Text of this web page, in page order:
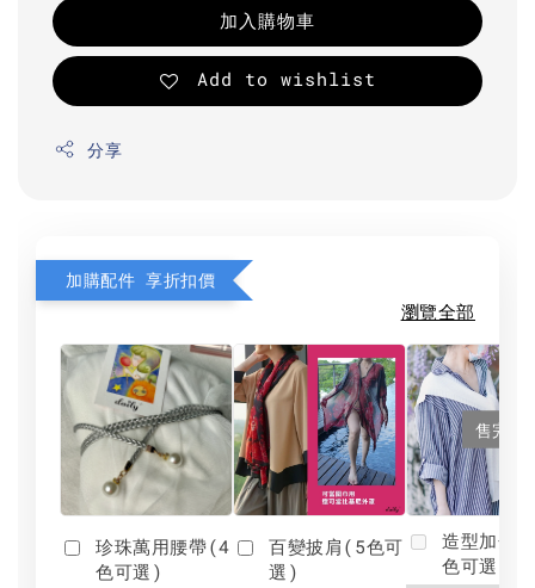
加入購物車
Add to wishlist
分享
加購配件 享折扣價
瀏覽全部
珍珠萬用腰帶(4
色可選)
百變披肩(5色可
選)
售完
造型加分
色可選)